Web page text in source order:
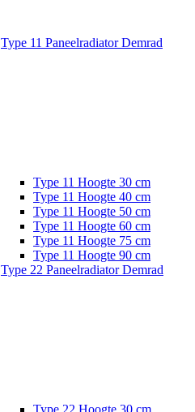
Type 11 Paneelradiator Demrad
Type 11 Hoogte 30 cm
Type 11 Hoogte 40 cm
Type 11 Hoogte 50 cm
Type 11 Hoogte 60 cm
Type 11 Hoogte 75 cm
Type 11 Hoogte 90 cm
Type 22 Paneelradiator Demrad
Type 22 Hoogte 30 cm